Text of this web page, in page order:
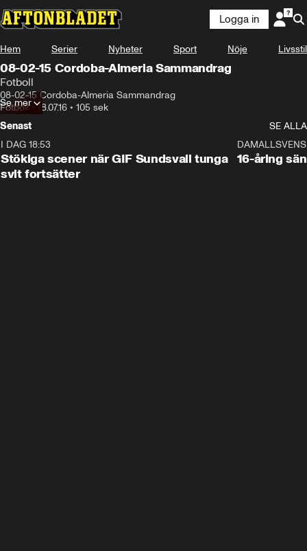
Logga in
Hem Serier Nyheter Sport Nöje Livsstil
08-02-15 Cordoba-Almeria Sammandrag
Fotboll
08-02-15 Cordoba-Almeria Sammandrag
Fotboll•18.07.16 • 105 sek
Se mer
Senast
SE ALLA
I DAG 18:53
Stökiga scener när GIF Sundsvall tunga
svit fortsätter
16-åring